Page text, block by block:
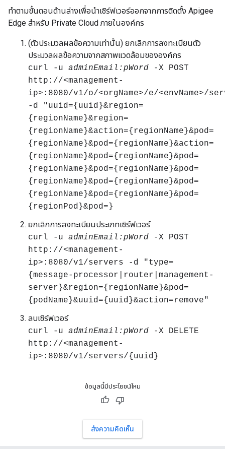
ทําตามขั้นตอนด้านล่างเพื่อนําเซิร์ฟเวอร์ออกจากการติดตั้ง Apigee
Edge สําหรับ Private Cloud ภายในองค์กร
(ตัวประมวลผลข้อความเท่านั้น) ยกเลิกการลงทะเบียนตัว
ประมวลผลข้อความจากสภาพแวดล้อมขององค์กร
curl -u adminEmail:pWord -X POST
http://<management-
ip>:8080/v1/o/<orgName>/e/<envName>/
-d "uuid={uuid}&region=
{regionName}&region=
{regionName}&action={regionName}&pod=
{regionName}&pod={regionName}&action=
{regionName}&pod={regionName}&pod=
{regionName}&pod={regionName}&pod=
{regionName}&pod={regionName}&pod=
{regionName}&pod={regionName}&pod=
{regionPod}&pod=}
ยกเลิกการลงทะเบียนประเภทเซิร์ฟเวอร์
curl -u adminEmail:pWord -X POST
http://<management-
ip>:8080/v1/servers -d "type=
{message-processor|router|management-
server}&region={regionName}&pod=
{podName}&uuid={uuid}&action=remove"
ลบเซิร์ฟเวอร์
curl -u adminEmail:pWord -X DELETE
http://<management-
ip>:8080/v1/servers/{uuid}
ข้อมูลนี้มีประโยชน์ไหม
ส่งความคิดเห็น